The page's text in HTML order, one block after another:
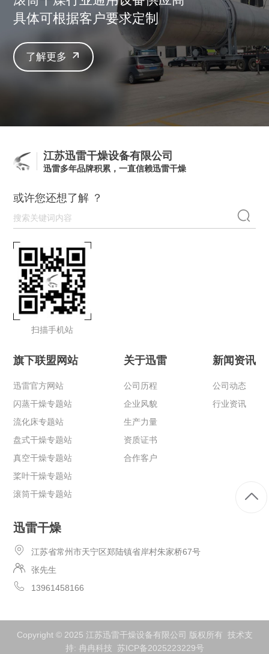
具体可根据客户要求定制
了解更多
江苏迅雷干燥设备有限公司
迅雷多年品牌积累，一直信赖迅雷干燥
或许您还想了解 ？
扫描手机站
旗下联盟网站
迅雷官方网站
闪蒸干燥专题站
流化床专题站
盘式干燥专题站
真空干燥专题站
桨叶干燥专题站
滚筒干燥专题站
关于迅雷
公司历程
企业风貌
生产力量
资质证书
合作客户
新闻资讯
公司动态
行业资讯
迅雷干燥
江苏省常州市天宁区郑陆镇省岸村朱家桥67号
张先生
13961458166
Copyright © 2025 江苏迅雷干燥设备有限公司 版权所有 技术支
持: 冉冉科技 苏ICP备2025223229号